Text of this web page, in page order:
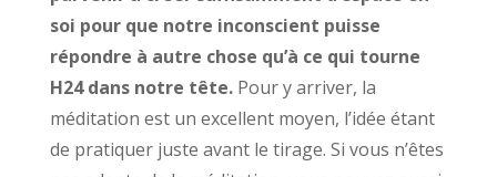
soi pour que notre inconscient puisse
répondre à autre chose qu’à ce qui tourne
H24 dans notre tête.Pour y arriver, la
méditation est un excellent moyen, l’idée étant
de pratiquer juste avant le tirage. Si vous n’êtes